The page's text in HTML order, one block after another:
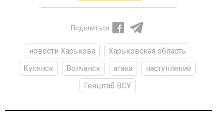
Поделиться
новости Харькова
Харьковская область
Купянск
Волчанск атака
наступление
Генштаб ВСУ